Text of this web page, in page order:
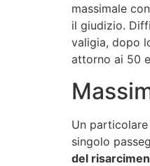
massimale
il giudizio.
valigia, dopo
attorno ai 50
Un
singolo
del